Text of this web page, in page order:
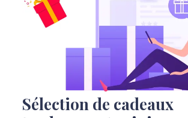
Sélection de cadeaux